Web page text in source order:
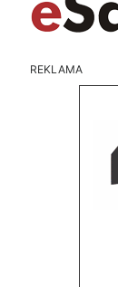
REKLAMA